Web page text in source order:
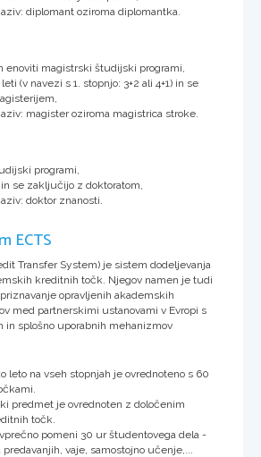
diplomant oziroma diplomantka.
enoviti magistrski študijski programi,
(v navezi s 1. stopnjo: 3+2 ali 4+1) in se
magister oziroma magistrica stroke.
programi,
se zaključijo z doktoratom,
doktor znanosti.
ECTS
Transfer System) je sistem dodeljevanja
kreditnih točk. Njegov namen je tudi
opravljenih akademskih
med partnerskimi ustanovami v Evropi s
in splošno uporabnih mehanizmov
leto na vseh stopnjah je ovrednoteno s 60
predmet je ovrednoten z določenim
točk.
pomeni 30 ur študentovega dela -
vaje, samostojno učenje,...